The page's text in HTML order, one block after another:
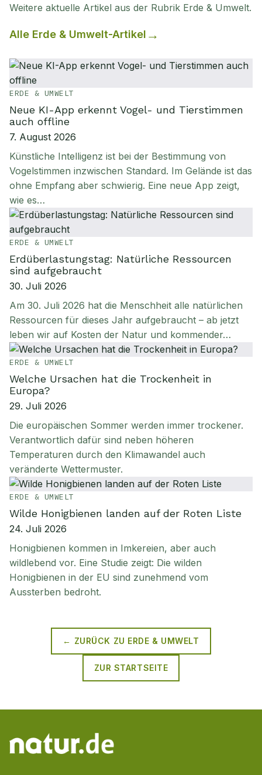
Weitere aktuelle Artikel aus der Rubrik Erde & Umwelt.
Alle Erde & Umwelt-Artikel
ERDE & UMWELT
Neue KI-App erkennt Vogel- und Tierstimmen
auch offline
7. August 2026
Künstliche Intelligenz ist bei der Bestimmung von
Vogelstimmen inzwischen Standard. Im Gelände ist das
ohne Empfang aber schwierig. Eine neue App zeigt,
wie es…
ERDE & UMWELT
Erdüberlastungstag: Natürliche Ressourcen
sind aufgebraucht
30. Juli 2026
Am 30. Juli 2026 hat die Menschheit alle natürlichen
Ressourcen für dieses Jahr aufgebraucht – ab jetzt
leben wir auf Kosten der Natur und kommender…
ERDE & UMWELT
Welche Ursachen hat die Trockenheit in
Europa?
29. Juli 2026
Die europäischen Sommer werden immer trockener.
Verantwortlich dafür sind neben höheren
Temperaturen durch den Klimawandel auch
veränderte Wettermuster.
ERDE & UMWELT
Wilde Honigbienen landen auf der Roten Liste
24. Juli 2026
Honigbienen kommen in Imkereien, aber auch
wildlebend vor. Eine Studie zeigt: Die wilden
Honigbienen in der EU sind zunehmend vom
Aussterben bedroht.
← ZURÜCK ZU ERDE & UMWELT
ZUR STARTSEITE